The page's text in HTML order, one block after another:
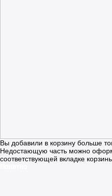
Вы добавили в корзину больше
Недостающую часть можно
соответствующей вкладке